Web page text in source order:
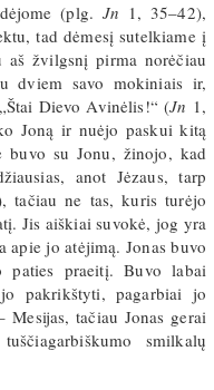
(plg. Jn 1, 35–42),
tad dėmesį sutelkiame į
aš žvilgsnį pirma norėčiau
dviem savo mokiniais ir,
Dievo Avinėlis!“ (Jn 1,
Joną ir nuėjo paskui kitą
su Jonu, žinojo, kad
anot Jėzaus, tarp
tačiau ne tas, kuris turėjo
Jis aiškiai suvokė, jog yra
apie jo atėjimą. Jonas buvo
paties praeitį. Buvo labai
pakrikštyti, pagarbiai jo
tačiau Jonas gerai
smilkalų